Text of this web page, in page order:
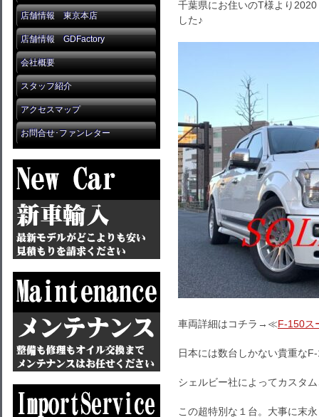
店舗情報 東京本店
店舗情報 GDFactory
会社概要
スタッフ紹介
アクセスマップ
お問合せ･ファンレター
千葉県にお住いのT様より
した♪
車両詳細はコチラ→≪F-150ス
日本には数台しかない貴重な
シェルビー社によってカスタ
この超特別な１台。大事に末